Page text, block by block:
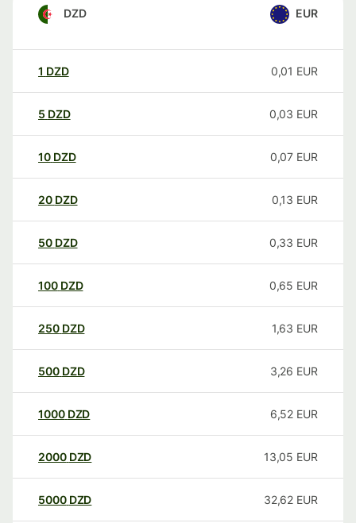
DZD EUR
1 DZD 0,01 EUR
5 DZD 0,03 EUR
10 DZD 0,07 EUR
20 DZD 0,13 EUR
50 DZD 0,33 EUR
100 DZD 0,65 EUR
250 DZD 1,63 EUR
500 DZD 3,26 EUR
1000 DZD 6,52 EUR
2000 DZD 13,05 EUR
5000 DZD 32,62 EUR